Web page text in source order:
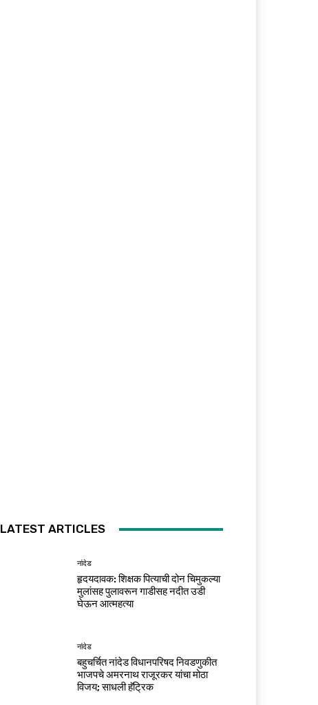
LATEST ARTICLES
नांदेड
हृदयदावक: शिक्षक पित्याची दोन चिमुकल्या
मुलांसह पुलावरून गाडीसह नदीत उडी
घेऊन आत्महत्या
नांदेड
बहुचर्चित नांदेड विधानपरिषद निवडणुकीत
भाजपचे अमरनाथ राजूरकर यांचा मोठा
विजय; साधली हॅट्रिक